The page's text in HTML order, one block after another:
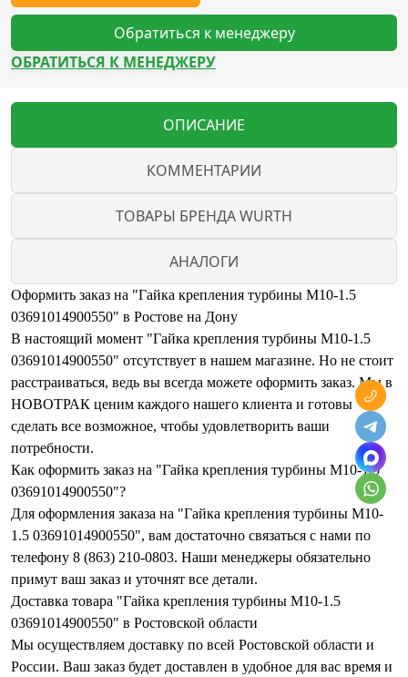
Обратиться к менеджеру
ОБРАТИТЬСЯ К МЕНЕДЖЕРУ
ОПИСАНИЕ
КОММЕНТАРИИ
ТОВАРЫ БРЕНДА WURTH
АНАЛОГИ
Оформить заказ на "Гайка крепления турбины M10-1.5
03691014900550" в Ростове на Дону
В настоящий момент "Гайка крепления турбины M10-1.5
03691014900550" отсутствует в нашем магазине. Но не стоит
расстраиваться, ведь вы всегда можете оформить заказ. Мы в
НОВОТРАК ценим каждого нашего клиента и готовы
сделать все возможное, чтобы удовлетворить ваши
потребности.
Как оформить заказ на "Гайка крепления турбины M10-1.5
03691014900550"?
Для оформления заказа на "Гайка крепления турбины M10-
1.5 03691014900550", вам достаточно связаться с нами по
телефону 8 (863) 210-0803. Наши менеджеры обязательно
примут ваш заказ и уточнят все детали.
Доставка товара "Гайка крепления турбины M10-1.5
03691014900550" в Ростовской области
Мы осуществляем доставку по всей Ростовской области и
России. Ваш заказ будет доставлен в удобное для вас время и